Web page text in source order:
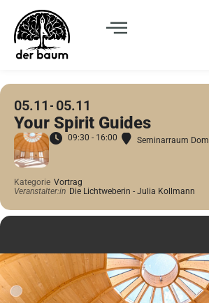
05.11 05.11
Your Spirit Guides
09:30 - 16:00 Seminarraum Dom
Kategorie Vortrag
Veranstalter:in Die Lichtweberin - Julia Kollmann